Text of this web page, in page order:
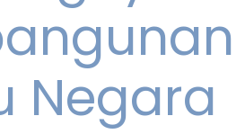
Negara